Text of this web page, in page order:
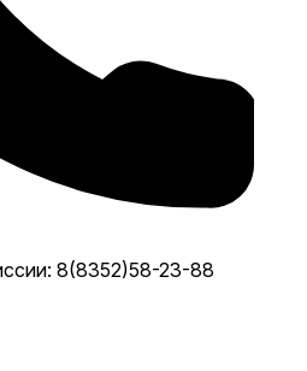
8(8352)58-23-88